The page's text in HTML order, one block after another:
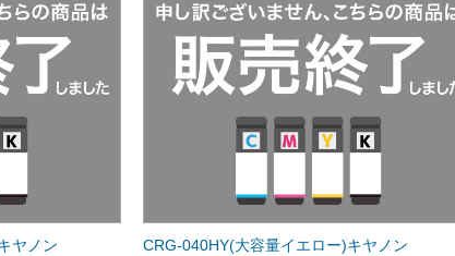
ヤノン
CRG-040HY(大容量イエロー)キヤノン